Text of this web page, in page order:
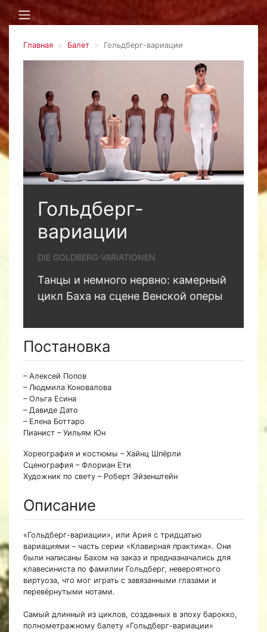
Главная Балет Гольдберг-вариации
Гольдберг-
вариации
DIE GOLDBERG-VARIATIONEN
Танцы и немного нервно: камерный
цикл Баха на сцене Венской оперы
Постановка
– Алексей Попов
– Людмила Коновалова
– Ольга Есина
– Давиде Дато
– Елена Боттаро
Пианист – Уильям Юн
Хореография и костюмы – Хайнц Шпёрли
Сценография – Флориан Ети
Художник по свету – Роберт Эйзенштейн
Описание
«Гольдберг-вариации», или Ария с тридцатью
вариациями – часть серии «Клавирная практика». Они
были написаны Бахом на заказ и предназначались для
клавесиниста по фамилии Гольдберг, невероятного
виртуоза, что мог играть с завязанными глазами и
перевёрнутыми нотами.
Самый длинный из циклов, созданных в эпоху барокко,
полнометражному балету «Гольдберг-вариации»